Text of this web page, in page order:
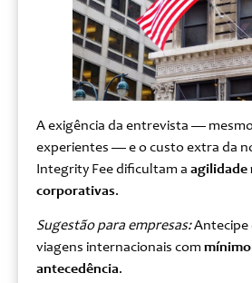
A exigência da entrevista —
experientes — e o custo extra da
Integrity Fee dificultam a agilidade
corporativas.
Sugestão para empresas:Antecipe
viagens internacionais com mínimo
antecedência.